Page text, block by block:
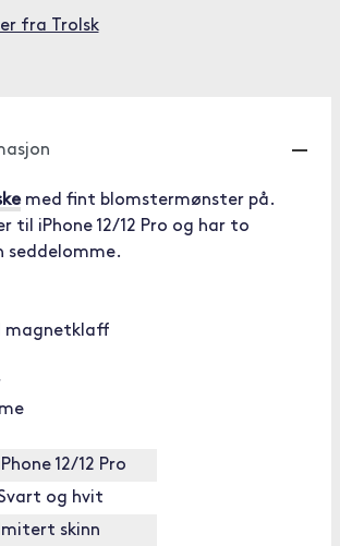
fra Trolsk
med fint blomstermønster på.
til iPhone 12/12 Pro og har to
seddelomme.
magnetklaff
12/12 Pro
og hvit
Imitert skinn